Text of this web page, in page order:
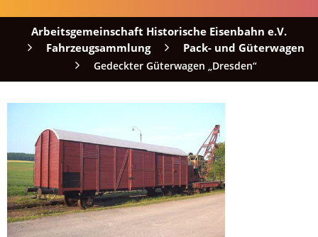
Arbeitsgemeinschaft Historische Eisenbahn e.V.
Fahrzeugsammlung
Pack- und Güterwagen
Gedeckter Güterwagen „Dresden“